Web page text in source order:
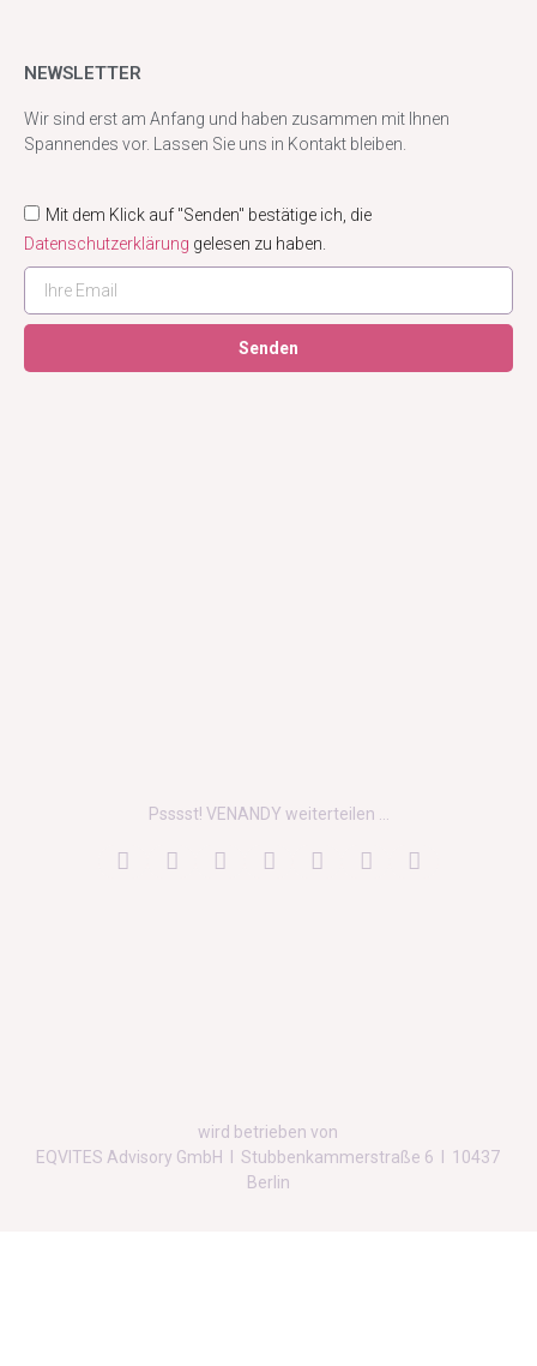
NEWSLETTER
Wir sind erst am Anfang und haben zusammen mit Ihnen
Spannendes vor. Lassen Sie uns in Kontakt bleiben.
Mit dem Klick auf "Senden" bestätige ich, die
Datenschutzerklärung gelesen zu haben.
Senden
Psssst! VENANDY weiterteilen …
wird betrieben von
EQVITES Advisory GmbH I Stubbenkammerstraße 6 I 10437
Berlin